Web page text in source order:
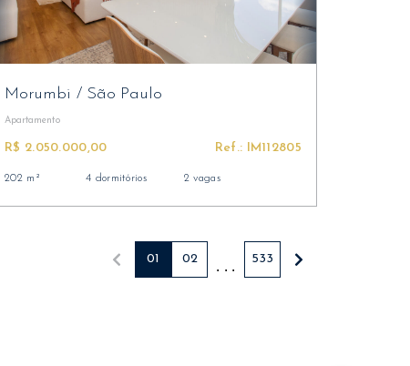
Morumbi / São Paulo
Apartamento
R$ 2.050.000,00 Ref.: IM112805
202 m² 4 dormitórios 2 vagas
01 02 . . . 533